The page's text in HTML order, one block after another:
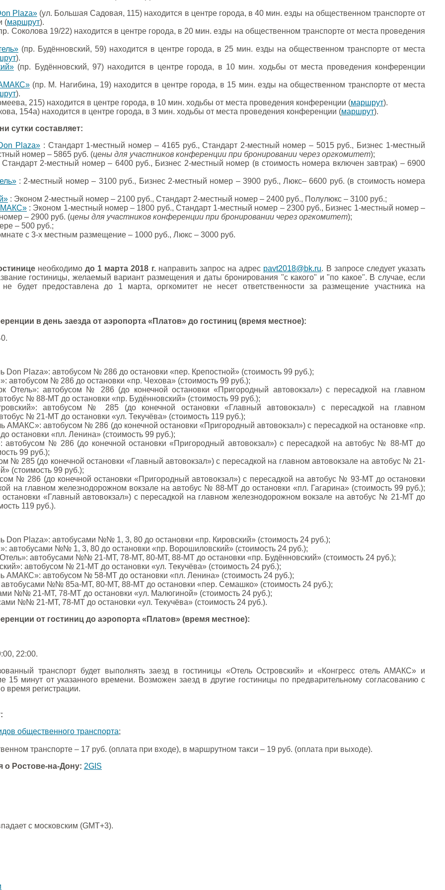
Plaza»(ул. Большая Садовая, 115) находится в центре города, в 40 мин. езды на общественном транспорте от
(маршрут).
Соколова 19/22) находится в центре города, в 20 мин. езды на общественном транспорте от места проведения
(пр. Будённовский, 59) находится в центре города, в 25 мин. езды на общественном транспорте от места
).
(пр. Будённовский, 97) находится в центре города, в 10 мин. ходьбы от места проведения конференции
АМАКС»(пр. М. Нагибина, 19) находится в центре города, в 15 мин. езды на общественном транспорте от места
).
215) находится в центре города, в 10 мин. ходьбы от места проведения конференции (маршрут).
154а) находится в центре города, в 3 мин. ходьбы от места проведения конференции (маршрут).
сутки составляет:
Plaza» : Стандарт 1-местный номер – 4165 руб., Стандарт 2-местный номер – 5015 руб., Бизнес 1-местный
номер – 5865 руб. (цены для участников конференции при бронировании через оргкомитет);
2-местный номер – 6400 руб., Бизнес 2-местный номер (в стоимость номера включен завтрак) – 6900
: 2-местный номер – 3100 руб., Бизнес 2-местный номер – 3900 руб., Люкс– 6600 руб. (в стоимость номера
: Эконом 2-местный номер – 2100 руб., Стандарт 2-местный номер – 2400 руб., Полулюкс – 3100 руб.;
: Эконом 1-местный номер – 1800 руб., Стандарт 1-местный номер – 2300 руб., Бизнес 1-местный номер –
– 2900 руб. (цены для участников конференции при бронировании через оргкомитет);
– 500 руб.;
с 3-х местным размещение – 1000 руб., Люкс – 3000 руб.
необходимо до 1 марта 2018 г.направить запрос на адрес pavt2018@bk.ru. В запросе следует указать
гостиницы, желаемый вариант размещения и даты бронирования "с какого" и "по какое". В случае, если
будет предоставлена до 1 марта, оргкомитет не несет ответственности за размещение участника на
в день заезда от аэропорта «Платов» до гостиниц (время местное):
Don Plaza»: автобусом № 286 до остановки «пер. Крепостной» (стоимость 99 руб.);
автобусом № 286 до остановки «пр. Чехова» (стоимость 99 руб.);
Отель»: автобусом № 286 (до конечной остановки «Пригородный автовокзал») с пересадкой на главном
№ 88-МТ до остановки «пр. Будённовский» (стоимость 99 руб.);
автобусом № 285 (до конечной остановки «Главный автовокзал») с пересадкой на главном
№ 21-МТ до остановки «ул. Текучёва» (стоимость 119 руб.);
АМАКС»: автобусом № 286 (до конечной остановки «Пригородный автовокзал») с пересадкой на остановке «пр.
остановки «пл. Ленина» (стоимость 99 руб.);
автобусом № 286 (до конечной остановки «Пригородный автовокзал») с пересадкой на автобус № 88-МТ до
99 руб.);
№ 285 (до конечной остановки «Главный автовокзал») с пересадкой на главном автовокзале на автобус № 21-
(стоимость 99 руб.);
№ 286 (до конечной остановки «Пригородный автовокзал») с пересадкой на автобус № 93-МТ до остановки
на главном железнодорожном вокзале на автобус № 88-МТ до остановки «пл. Гагарина» (стоимость 99 руб.);
«Главный автовокзал») с пересадкой на главном железнодорожном вокзале на автобус № 21-МТ до
119 руб.).
Don Plaza»: автобусами №№ 1, 3, 80 до остановки «пр. Кировский» (стоимость 24 руб.);
автобусами №№ 1, 3, 80 до остановки «пр. Ворошиловский» (стоимость 24 руб.);
автобусами №№ 21-МТ, 78-МТ, 80-МТ, 88-МТ до остановки «пр. Будённовский» (стоимость 24 руб.);
автобусом № 21-МТ до остановки «ул. Текучёва» (стоимость 24 руб.);
АМАКС»: автобусом № 58-МТ до остановки «пл. Ленина» (стоимость 24 руб.);
автобусами №№ 85а-МТ, 80-МТ, 88-МТ до остановки «пер. Семашко» (стоимость 24 руб.);
№№ 21-МТ, 78-МТ до остановки «ул. Малюгиной» (стоимость 24 руб.);
№№ 21-МТ, 78-МТ до остановки «ул. Текучёва» (стоимость 24 руб.).
от гостиниц до аэропорта «Платов» (время местное):
22:00.
транспорт будет выполнять заезд в гостиницы «Отель Островский» и «Конгресс отель АМАКС» и
15 минут от указанного времени. Возможен заезд в другие гостиницы по предварительному согласованию с
время регистрации.
общественного транспорта;
транспорте – 17 руб. (оплата при входе), в маршрутном такси – 19 руб. (оплата при выходе).
Ростове-на-Дону: 2GIS
с московским (GMT+3).